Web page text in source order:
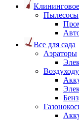
Пылесосы
Все для сада
Аэраторы